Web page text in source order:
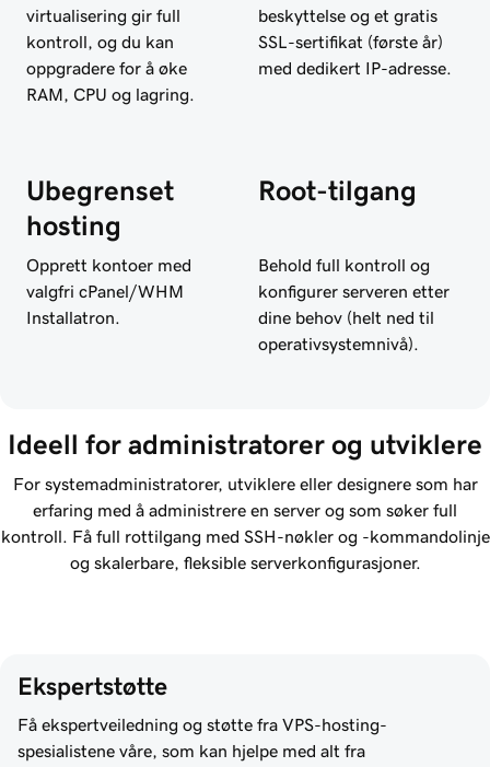
virtualisering gir full
kontroll, og du kan
oppgradere for å øke
RAM, CPU og lagring.
beskyttelse og et gratis
SSL-sertifikat (første år)
med dedikert IP-adresse.
Ubegrenset
hosting
Opprett kontoer med
valgfri cPanel/WHM
Installatron.
Root-tilgang
Behold full kontroll og
konfigurer serveren etter
dine behov (helt ned til
operativsystemnivå).
Ideell for administratorer og utviklere
For systemadministratorer, utviklere eller designere som har
erfaring med å administrere en server og som søker full
kontroll. Få full rottilgang med SSH-nøkler og -kommandolinje
og skalerbare, fleksible serverkonfigurasjoner.
Ekspertstøtte
Få ekspertveiledning og støtte fra VPS-hosting-
spesialistene våre, som kan hjelpe med alt fra